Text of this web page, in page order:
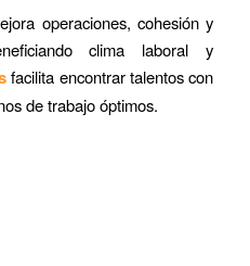
operaciones, cohesión y
clima laboral y
facilita encontrar talentos con
de trabajo óptimos.